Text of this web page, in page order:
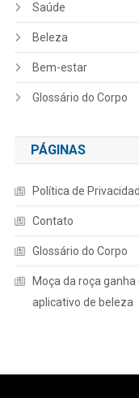
Saúde
Beleza
Bem-estar
Glossário do Corpo
PÁGINAS
Política de
Contato
Glossário do Corpo
Moça da roça
aplicativo de beleza